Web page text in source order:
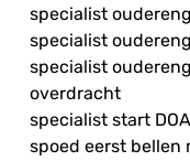
specialist
specialist
specialist
overdracht
specialist start
spoed eerst bellen